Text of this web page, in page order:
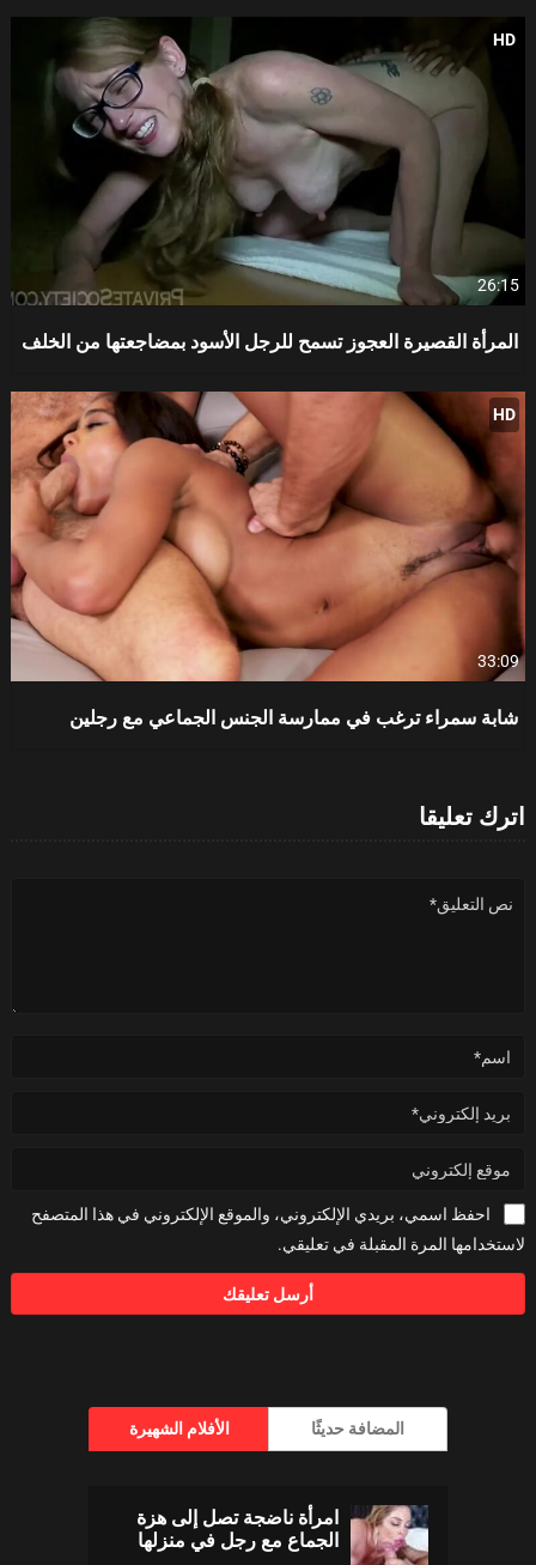
HD
26:15
المرأة القصيرة العجوز تسمح للرجل الأسود بمضاجعتها من الخلف
HD
33:09
شابة سمراء ترغب في ممارسة الجنس الجماعي مع رجلين
اترك تعليقا
احفظ اسمي، بريدي الإلكتروني، والموقع الإلكتروني في هذا المتصفح
لاستخدامها المرة المقبلة في تعليقي.
الأفلام الشهيرة المضافة حديثًا
امرأة ناضجة تصل إلى هزة
الجماع مع رجل في منزلها